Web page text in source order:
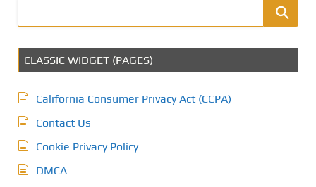
CLASSIC WIDGET (PAGES)
California Consumer Privacy Act (CCPA)
Contact Us
Cookie Privacy Policy
DMCA